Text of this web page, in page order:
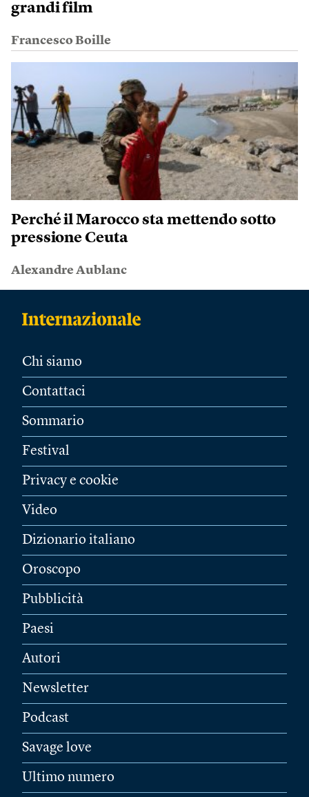
grandi film
Francesco Boille
Perché il Marocco sta mettendo sotto
pressione Ceuta
Alexandre Aublanc
Chi siamo
Contattaci
Sommario
Festival
Privacy e cookie
Video
Dizionario italiano
Oroscopo
Pubblicità
Paesi
Autori
Newsletter
Podcast
Savage love
Ultimo numero